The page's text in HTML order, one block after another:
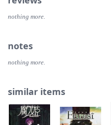
nothing more.
notes
nothing more.
similar items